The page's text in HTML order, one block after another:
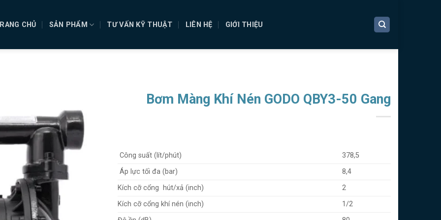
CHỦ SẢN PHẨM TƯ VẤN KỸ THUẬT LIÊN HỆ GIỚI THIỆU
Bơm Màng Khí Nén GODO QBY3-50 Gang
Công suất (lít/phút)
378,5
Áp lực tối đa (bar)
8,4
Kích cỡ cổng hút/xả (inch)
2
Kích cỡ cổng khí nén (inch)
1/2